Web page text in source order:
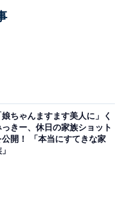
娘ちゃんますます美人に」く
っきー、休日の家族ショット
公開！ 「本当にすてきな家